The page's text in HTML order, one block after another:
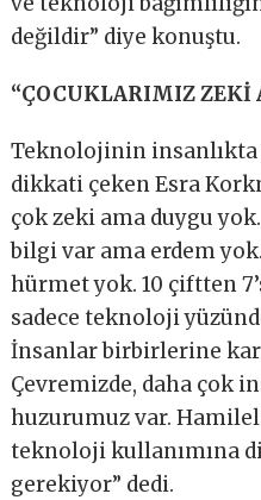
değildir” diye konuştu.
“ÇOCUKLARIMIZ ZEKİ
Teknolojinin insanlıkta
dikkati çeken Esra
çok zeki ama duygu
bilgi var ama erdem
hürmet yok. 10 çiftten
sadece teknoloji
İnsanlar birbirlerine
Çevremizde, daha çok
huzurumuz var.
teknoloji kullanımına
gerekiyor” dedi.